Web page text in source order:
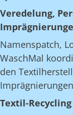
Veredelung,
Namenspatch,
WaschMal
den
Textil-Recycling